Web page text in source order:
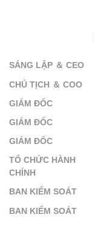
SÁNG LẬP ＆ CEO
CHỦ TỊCH ＆ COO
GIÁM ĐỐC
GIÁM ĐỐC
GIÁM ĐỐC
TỔ CHỨC HÀNH
CHÍNH
BAN KIỂM SOÁT
BAN KIỂM SOÁT